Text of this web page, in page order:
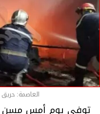
العاصمة: